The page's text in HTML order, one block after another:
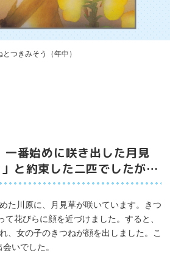
とつきみそう（年中）
一番始めに咲き出した月見
と約束した二匹でしたが…
た川原に、月見草が咲いています。きつ
て花びらに顔を近づけました。すると、
、女の子のきつねが顔を出しました。こ
いでした。